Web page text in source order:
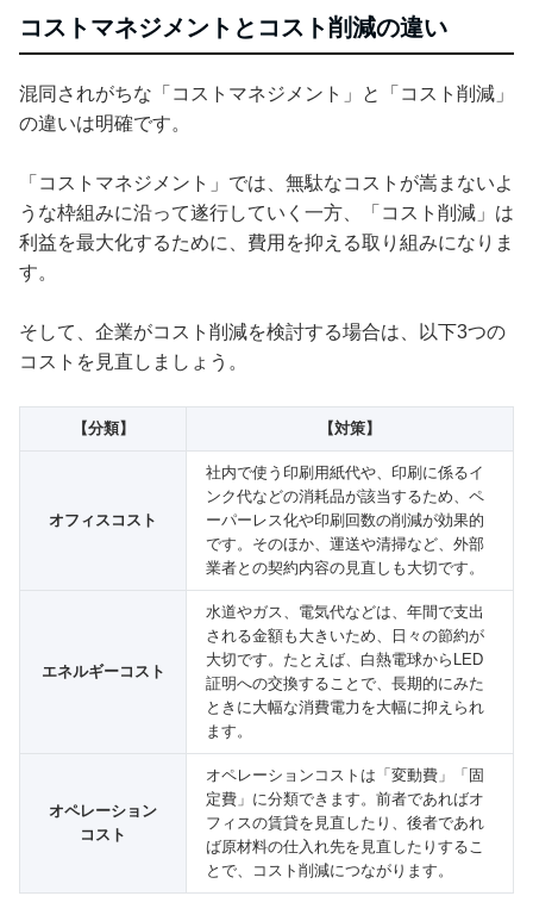
コストマネジメントとコスト削減の違い
混同されがちな「コストマネジメント」と「コスト削減」
の違いは明確です。
「コストマネジメント」では、無駄なコストが嵩まないよ
うな枠組みに沿って遂行していく一方、「コスト削減」は
利益を最大化するために、費用を抑える取り組みになりま
す。
そして、企業がコスト削減を検討する場合は、以下3つの
コストを見直しましょう。
【分類】 【対策】
オフィスコスト
社内で使う印刷用紙代や、印刷に係るイ
ンク代などの消耗品が該当するため、ペ
ーパーレス化や印刷回数の削減が効果的
です。そのほか、運送や清掃など、外部
業者との契約内容の見直しも大切です。
エネルギーコスト
水道やガス、電気代などは、年間で支出
される金額も大きいため、日々の節約が
大切です。たとえば、白熱電球からLED
証明への交換することで、長期的にみた
ときに大幅な消費電力を大幅に抑えられ
ます。
オペレーション
コスト
オペレーションコストは「変動費」「固
定費」に分類できます。前者であればオ
フィスの賃貸を見直したり、後者であれ
ば原材料の仕入れ先を見直したりするこ
とで、コスト削減につながります。